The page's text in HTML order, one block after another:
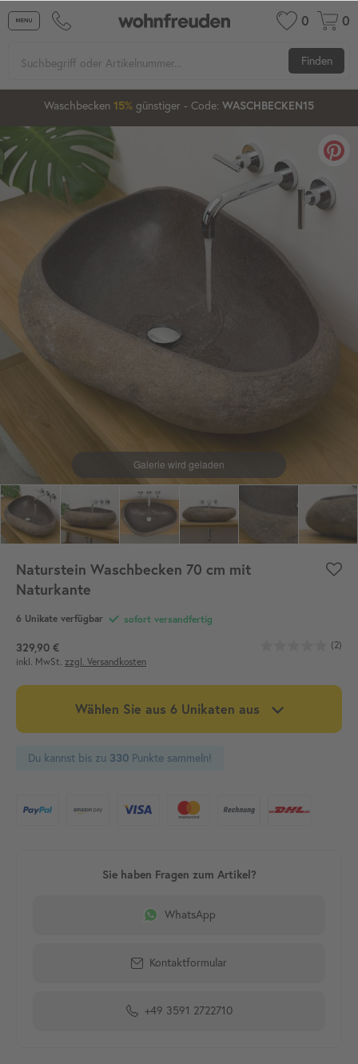
0 0
Finden
2 14 14 04
Waschbecken 15% günstiger - Code: WASCHBECKEN15
20%
Naturstein Waschbecken 70 cm mit
Naturkante
6 Unikate verfügbar sofort versandfertig
329,90 €
(2)
inkl. MwSt. zzgl. Versandkosten
Wählen Sie aus 6 Unikaten aus
Du kannst bis zu 330 Punkte sammeln!
WhatsApp
Kontaktformular
+49 3591 2722710